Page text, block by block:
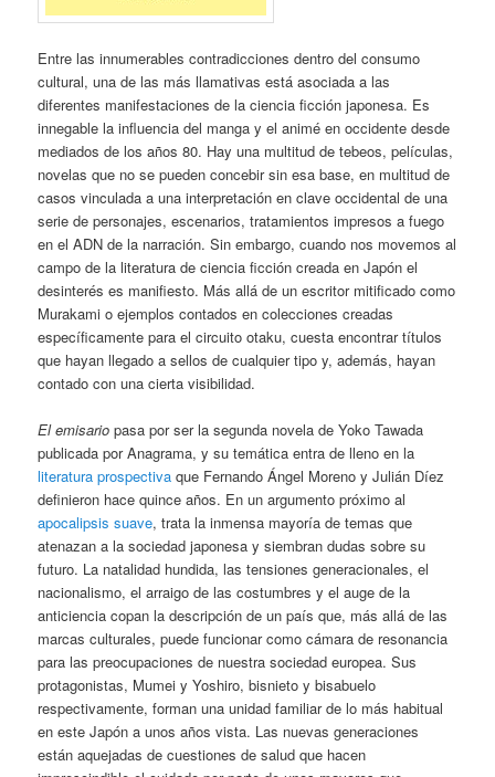
Entre las innumerables contradicciones dentro del consumo
cultural, una de las más llamativas está asociada a las
diferentes manifestaciones de la ciencia ficción japonesa. Es
innegable la influencia del manga y el animé en occidente desde
mediados de los años 80. Hay una multitud de tebeos, películas,
novelas que no se pueden concebir sin esa base, en multitud de
casos vinculada a una interpretación en clave occidental de una
serie de personajes, escenarios, tratamientos impresos a fuego
en el ADN de la narración. Sin embargo, cuando nos movemos al
campo de la literatura de ciencia ficción creada en Japón el
desinterés es manifiesto. Más allá de un escritor mitificado como
Murakami o ejemplos contados en colecciones creadas
específicamente para el circuito otaku, cuesta encontrar títulos
que hayan llegado a sellos de cualquier tipo y, además, hayan
contado con una cierta visibilidad.
El emisario pasa por ser la segunda novela de Yoko Tawada
publicada por Anagrama, y su temática entra de lleno en la
literatura prospectiva que Fernando Ángel Moreno y Julián Díez
definieron hace quince años. En un argumento próximo al
apocalipsis suave, trata la inmensa mayoría de temas que
atenazan a la sociedad japonesa y siembran dudas sobre su
futuro. La natalidad hundida, las tensiones generacionales, el
nacionalismo, el arraigo de las costumbres y el auge de la
anticiencia copan la descripción de un país que, más allá de las
marcas culturales, puede funcionar como cámara de resonancia
para las preocupaciones de nuestra sociedad europea. Sus
protagonistas, Mumei y Yoshiro, bisnieto y bisabuelo
respectivamente, forman una unidad familiar de lo más habitual
en este Japón a unos años vista. Las nuevas generaciones
están aquejadas de cuestiones de salud que hacen